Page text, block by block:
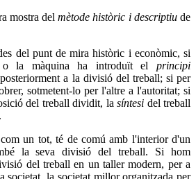
mostra delmètode històric i descriptiude
del punt de mira històric i econòmic, si
o la màquina ha introduït el principi
a la divisió del treball; si per
sotmetent-lo per l'altre a l'autoritat; si
del treball dividit, lasíntesi del treball
.
un tot, té de comú amb l'interior d'un
la seva divisió del treball. Si hom
del treball en un taller modern, per a
societat, la societat millor organitzada per